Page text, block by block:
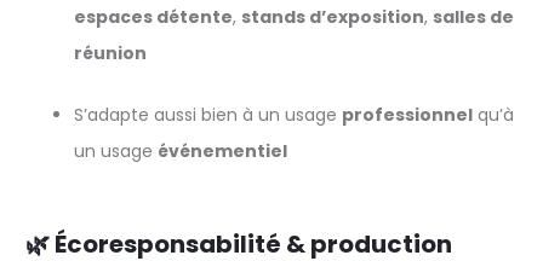
espaces détente, stands d’exposition, salles de
réunion
S’adapte aussi bien à un usage professionnel qu’à
un usage événementiel
🌿 Écoresponsabilité & production